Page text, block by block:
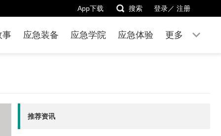
登录／ 注册
App下载 搜索
事 应急装备 应急学院 应急体验 更多
推荐资讯